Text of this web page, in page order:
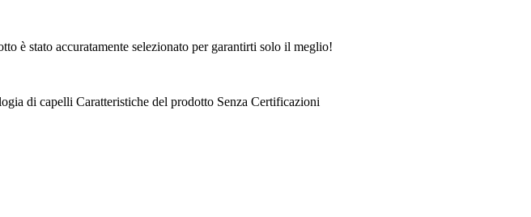
è stato accuratamente selezionato per garantirti solo il meglio!
di capelli Caratteristiche del prodotto Senza Certificazioni